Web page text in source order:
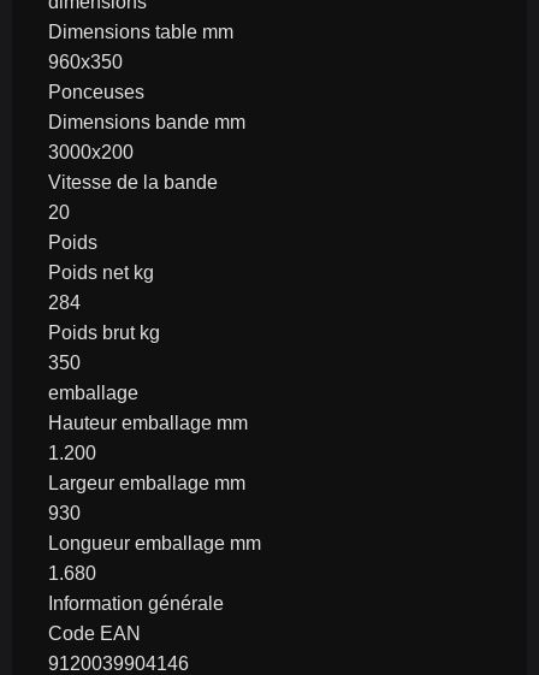
Dimensions table mm
960x350
Ponceuses
Dimensions bande mm
3000x200
Vitesse de la bande
20
Poids
Poids net kg
284
Poids brut kg
350
emballage
Hauteur emballage mm
1.200
Largeur emballage mm
930
Longueur emballage mm
1.680
Information générale
Code EAN
9120039904146